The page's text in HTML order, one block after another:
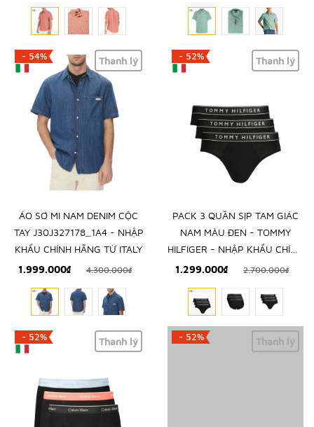
- 54% Thanh lý
ÁO SƠ MI NAM DENIM CỘC
TAY J30J327178_1A4 - NHẬP
KHẨU CHÍNH HÃNG TỪ ITALY
1.999.000₫
4.300.000₫
- 52% Thanh lý
PACK 3 QUẦN SỊP TAM GIÁC
NAM MÀU ĐEN - TOMMY
HILFIGER - NHẬP KHẨU CHÍNH
HÃNG TỪ Ý
1.299.000₫ 2.700.000₫
- 52% Thanh lý - 52% Thanh lý